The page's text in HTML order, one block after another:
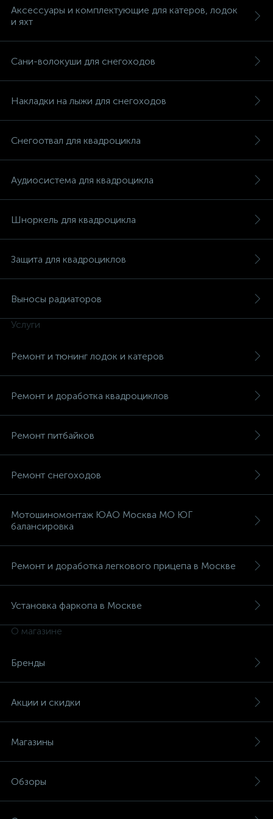
Аксессуары и комплектующие для катеров, лодок
и яхт
Сани-волокуши для снегоходов
Накладки на лыжи для снегоходов
Снегоотвал для квадроцикла
Аудиосистема для квадроцикла
Шноркель для квадроцикла
Защита для квадроциклов
Выносы радиаторов
Услуги
Ремонт и тюнинг лодок и катеров
Ремонт и доработка квадроциклов
Ремонт питбайков
Ремонт снегоходов
Мотошиномонтаж ЮАО Москва МО ЮГ
балансировка
Ремонт и доработка легкового прицепа в Москве
Установка фаркопа в Москве
О магазине
Бренды
Акции и скидки
Магазины
Обзоры